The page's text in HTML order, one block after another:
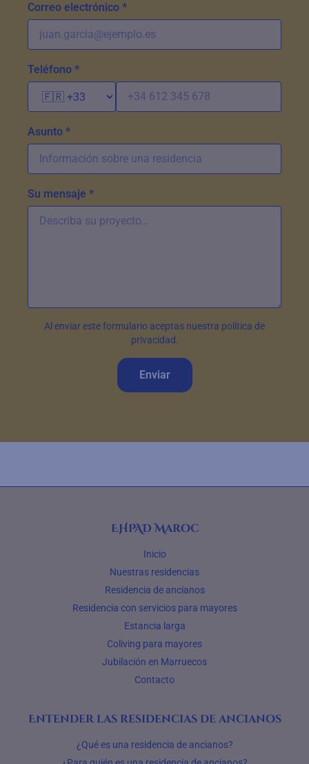
Correo electrónico *
Teléfono *
Asunto *
Su mensaje *
Al enviar este formulario aceptas nuestra política de
privacidad.
Enviar
EHPAD Maroc
Inicio
Nuestras residencias
Residencia de ancianos
Residencia con servicios para mayores
Estancia larga
Coliving para mayores
Jubilación en Marruecos
Contacto
Entender las residencias de ancianos
¿Qué es una residencia de ancianos?